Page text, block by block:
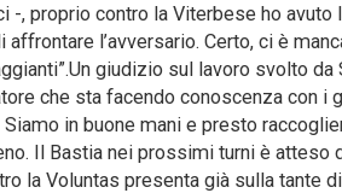
, proprio contro la Viterbese ho avuto
l’avversario. Certo, ci è
giudizio sul lavoro svolto da
che sta facendo conoscenza con i
in buone mani e presto
Il Bastia nei prossimi turni è atteso
la Voluntas presenta già sulla tante